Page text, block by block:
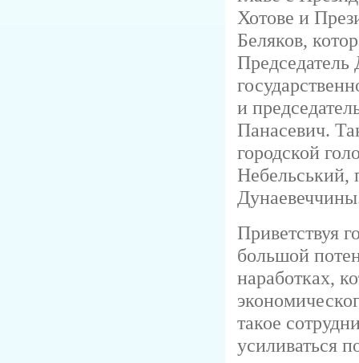
Хотове и
Беляков,
и
Панасевич.
городской
Небельський,
Приветствуя
большой
наработках,
такое
усиливаться